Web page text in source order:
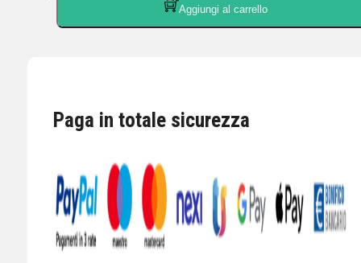
ANTISOFFIO
PR781
quantità
Aggiungi al carrello
Paga in totale sicurezza